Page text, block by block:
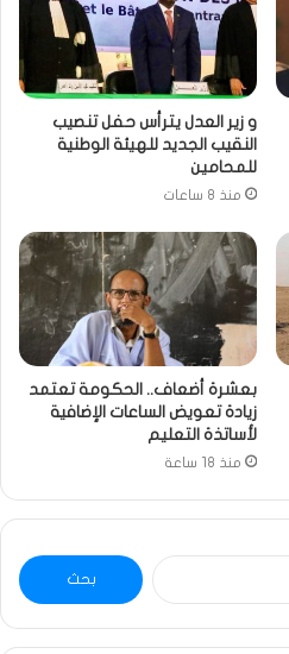
و زير العدل يترأس حفل تنصيب
النقيب الجديد للهيئة الوطنية
للمحامين
منذ 8 ساعات
بعشرة أضعاف.. الحكومة تعتمد
زيادة تعويض الساعات الإضافية
لأساتذة التعليم
منذ 18 ساعة
البحث
عن: